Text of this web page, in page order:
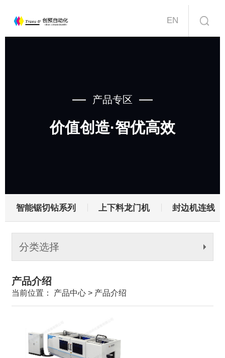
EN
联系我们
产品专区
价值创造·智优高效
智能锯切钻系列 上下料龙门机 封边机连线
分类选择
产品介绍
当前位置： 产品中心 > 产品介绍